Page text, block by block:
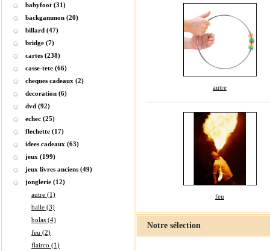
babyfoot (31)
backgammon (20)
billard (47)
bridge (7)
cartes (238)
casse-tete (66)
cheques cadeaux (2)
decoration (6)
dvd (92)
echec (25)
flechette (17)
idees cadeaux (63)
jeux (199)
jeux livres anciens (49)
jonglerie (12)
autre (1)
balle (3)
bolas (4)
feu (2)
flairco (1)
autre
feu
Notre sélection